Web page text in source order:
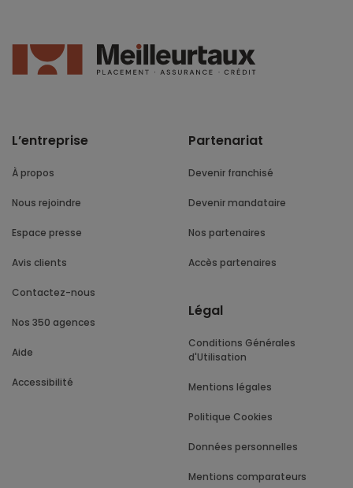
L’entreprise
À propos
Nous rejoindre
Espace presse
Avis clients
Contactez-nous
Nos 350 agences
Aide
Accessibilité
Partenariat
Devenir franchisé
Devenir mandataire
Nos partenaires
Accès partenaires
Légal
Conditions Générales
d'Utilisation
Mentions légales
Politique Cookies
Données personnelles
Mentions comparateurs